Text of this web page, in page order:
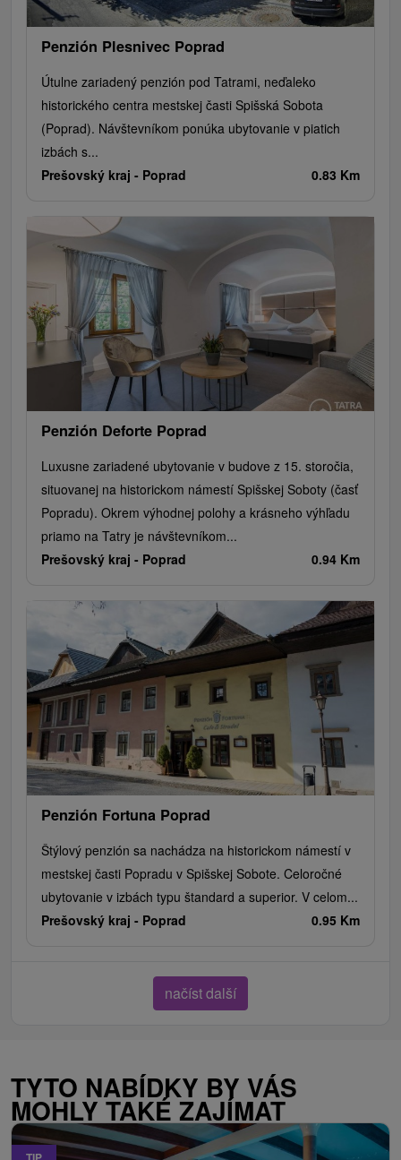
Penzión Plesnivec Poprad
Útulne zariadený penzión pod Tatrami, neďaleko
historického centra mestskej časti Spišská Sobota
(Poprad). Návštevníkom ponúka ubytovanie v piatich
izbách s...
Prešovský kraj - Poprad 0.83 Km
Penzión Deforte Poprad
Luxusne zariadené ubytovanie v budove z 15. storočia,
situovanej na historickom námestí Spišskej Soboty (časť
Popradu). Okrem výhodnej polohy a krásneho výhľadu
priamo na Tatry je návštevníkom...
Prešovský kraj - Poprad 0.94 Km
Penzión Fortuna Poprad
Štýlový penzión sa nachádza na historickom námestí v
mestskej časti Popradu v Spišskej Sobote. Celoročné
ubytovanie v izbách typu štandard a superior. V celom...
Prešovský kraj - Poprad 0.95 Km
načíst další
TYTO NABÍDKY BY VÁS
MOHLY TAKÉ ZAJÍMAT